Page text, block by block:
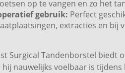
op te vangen en zo het
gebruik: Perfect
extracties en bij
Surgical Tandenborstel biedt
nauwelijks voelbaar is tijdens